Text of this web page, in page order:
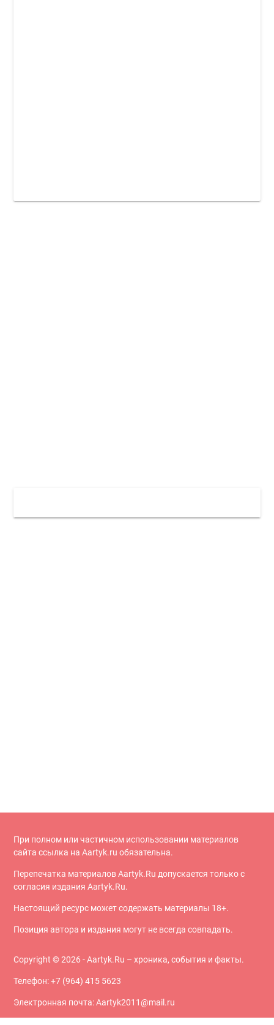
При полном или частичном использовании материалов
сайта ссылка на Aartyk.ru oбязательна.
Перепечатка материалов Aartyk.Ru допускается только с
согласия издания Aartyk.Ru.
Настоящий ресурс может содержать материалы 18+.
Позиция автора и издания могут не всегда совпадать.
Copyright © 2026 - Aartyk.Ru – хроника, события и факты.
Телефон: +7 (964) 415 5623
Электронная почта: Aartyk2011@mail.ru